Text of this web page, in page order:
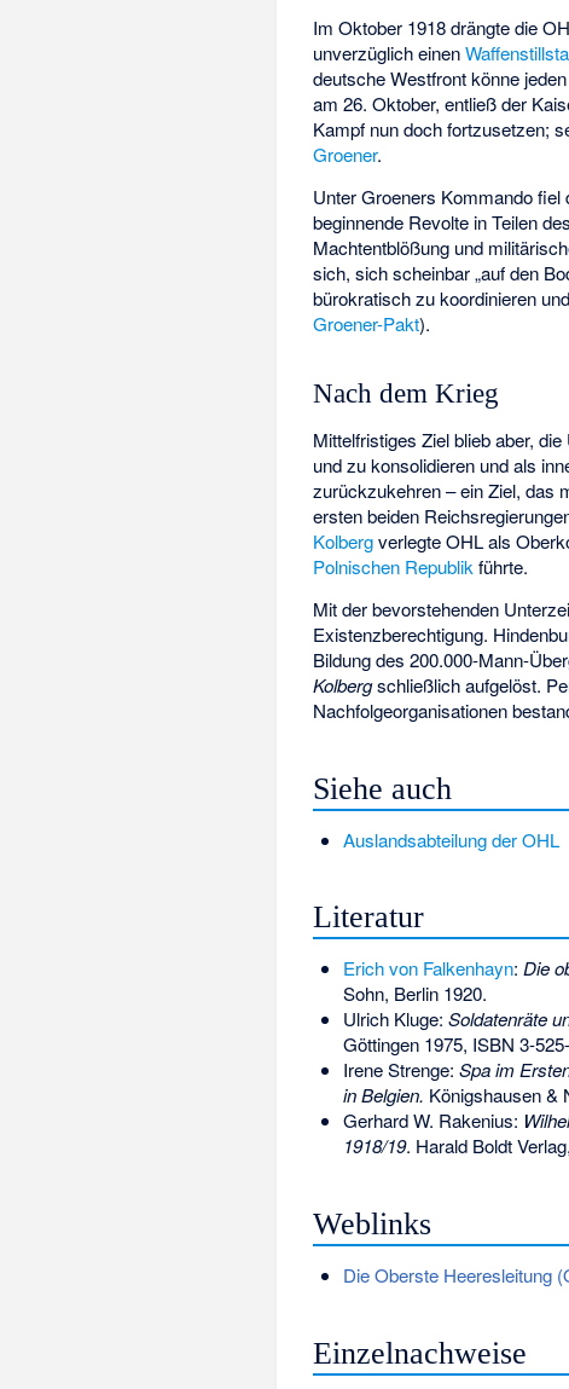
Im Oktober 1918 drängte die
unverzüglich einen
deutsche Westfront könne
am 26. Oktober, entließ der
Kampf nun doch fortzusetzen;
Groener.
Unter Groeners Kommando
beginnende Revolte in Teilen
Machtentblößung und
sich, sich scheinbar „auf den
bürokratisch zu koordinieren
Groener-Pakt).
Nach dem Krieg
Mittelfristiges Ziel blieb aber,
und zu konsolidieren und als
zurückzukehren – ein Ziel, das
ersten beiden
Kolbergverlegte OHL als
Polnischen Republikführte.
Mit der bevorstehenden
Existenzberechtigung.
Bildung des 200.000-Mann-
Kolbergschließlich aufgelöst.
Nachfolgeorganisationen
Siehe auch
Auslandsabteilung der OHL
Literatur
Erich von Falkenhayn: Die
Sohn, Berlin 1920.
Ulrich Kluge: Soldatenräte
Göttingen 1975, ISBN 3-
Irene Strenge: Spa im
in Belgien. Königshausen &
Gerhard W. Rakenius:
1918/19. Harald Boldt
Weblinks
Die Oberste Heeresleitung
Einzelnachweise